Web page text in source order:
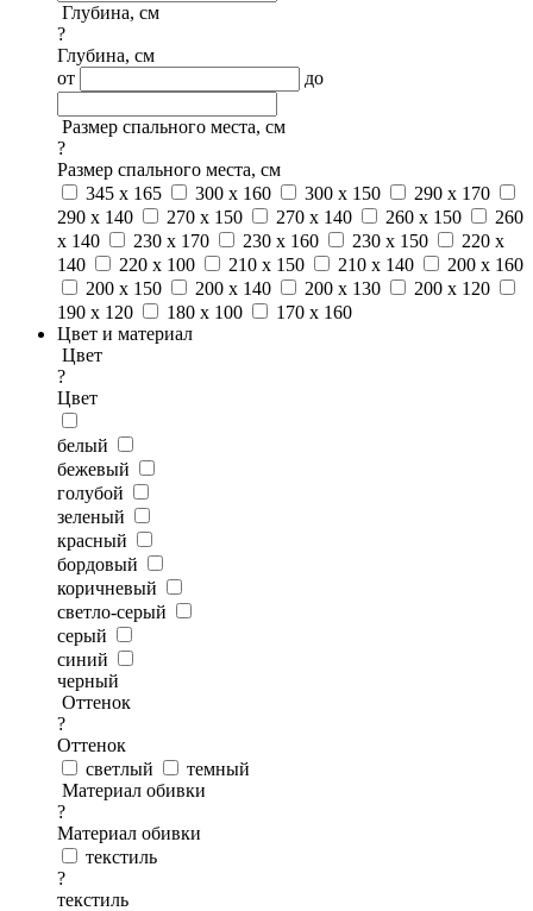
Глубина, см
?
Глубина, см
от
до
Размер спального места, см
?
Размер спального места, см
345 x 165
300 x 160 300 x 150
290 x 170
290 x 140
270 x 150 270 x 140 260 x 150
260
x 140
230 x 170 230 x 160 230 x 150
220 x
140
220 x 100 210 x 150 210 x 140
200 x 160
200 x 150
200 x 140 200 x 130
200 x 120
190 x 120
180 x 100
170 x 160
Цвет и материал
Цвет
?
Цвет
белый
бежевый
голубой
зеленый
красный
бордовый
коричневый
светло-серый
серый
синий
черный
Оттенок
?
Оттенок
светлый
темный
Материал обивки
?
Материал обивки
текстиль
?
текстиль